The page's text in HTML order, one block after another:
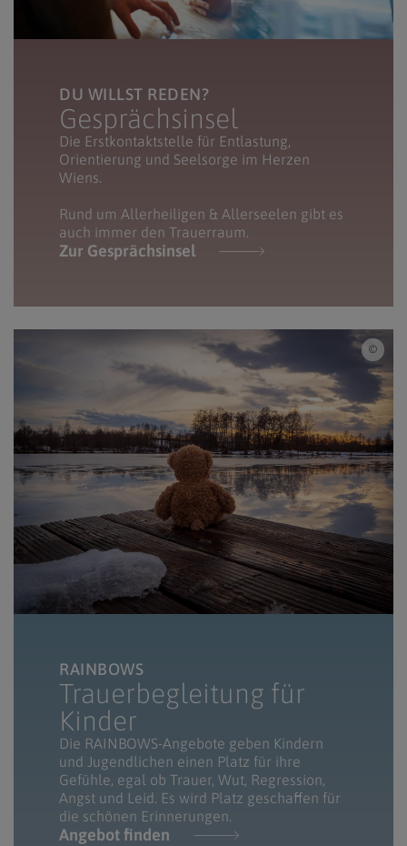
DU WILLST REDEN?
Gesprächsinsel
Die Erstkontaktstelle für Entlastung,
Orientierung und Seelsorge im Herzen
Wiens.
Rund um Allerheiligen & Allerseelen gibt es
auch immer den Trauerraum.
Zur Gesprächsinsel
RAINBOWS
Trauerbegleitung für
Kinder
Die RAINBOWS-Angebote geben Kindern
und Jugendlichen einen Platz für ihre
Gefühle, egal ob Trauer, Wut, Regression,
Angst und Leid. Es wird Platz geschaffen für
die schönen Erinnerungen.
Angebot finden